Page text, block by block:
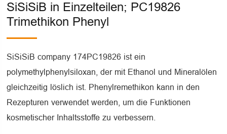
SiSiSiB in Einzelteilen; PC19826
Trimethikon Phenyl
SiSiSiB company 174PC19826 ist ein
polymethylphenylsiloxan, der mit Ethanol und Mineralölen
gleichzeitig löslich ist. Phenylremethikon kann in den
Rezepturen verwendet werden, um die Funktionen
kosmetischer Inhaltsstoffe zu verbessern.